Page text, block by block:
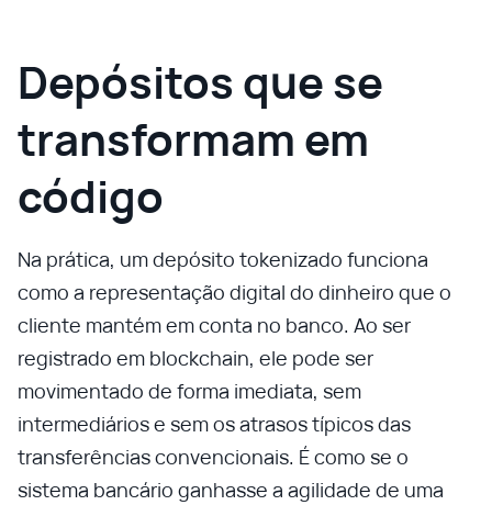
Depósitos que se
transformam em
código
Na prática, um depósito tokenizado funciona
como a representação digital do dinheiro que o
cliente mantém em conta no banco. Ao ser
registrado em blockchain, ele pode ser
movimentado de forma imediata, sem
intermediários e sem os atrasos típicos das
transferências convencionais. É como se o
sistema bancário ganhasse a agilidade de uma